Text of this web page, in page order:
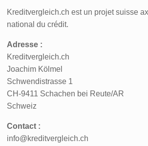
Kreditvergleich.ch est un projet suisse
national du crédit.
Adresse :
Kreditvergleich.ch
Joachim Kölmel
Schwendistrasse 1
CH-9411 Schachen bei Reute/AR
Schweiz
Contact :
info@kreditvergleich.ch